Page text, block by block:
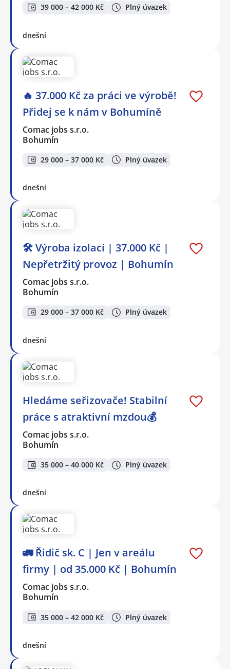
39 000 – 42 000 Kč Plný úvazek
dnešní
🔥 37.000 Kč za práci ve výrobě!
Přidej se k nám v Bohumíně
Comac jobs s.r.o.
Bohumín
29 000 – 37 000 Kč Plný úvazek
dnešní
🛠️ Výroba izolací | 37.000 Kč |
Nepřetržitý provoz | Bohumín
Comac jobs s.r.o.
Bohumín
29 000 – 37 000 Kč Plný úvazek
dnešní
Hledáme seřizovače! Stabilní
práce s atraktivní mzdou💰
Comac jobs s.r.o.
Bohumín
35 000 – 40 000 Kč Plný úvazek
dnešní
🚛 Řidič sk. C | Jen v areálu
firmy | od 35.000 Kč | Bohumín
Comac jobs s.r.o.
Bohumín
35 000 – 42 000 Kč Plný úvazek
dnešní